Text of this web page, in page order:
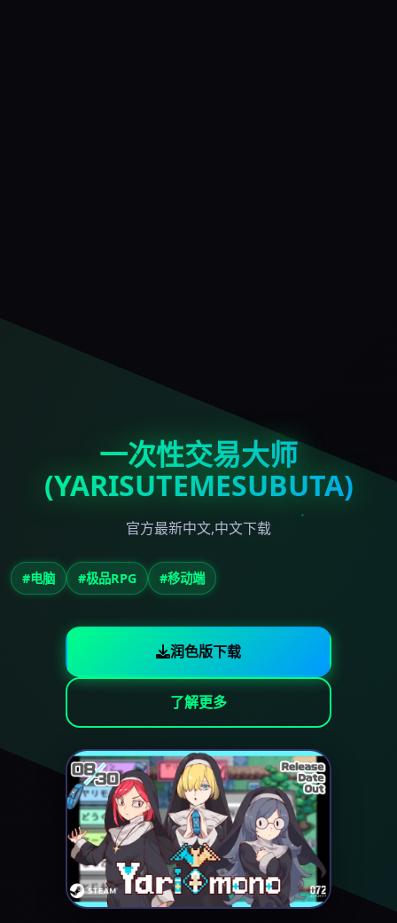
一次性交易大师
(YARISUTEMESUBUTA)
官方最新中文,中文下载
#电脑 #极品RPG #移动端
润色版下载
了解更多